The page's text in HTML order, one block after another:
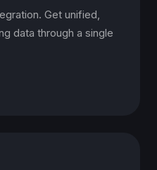
Get unified,
data through a single